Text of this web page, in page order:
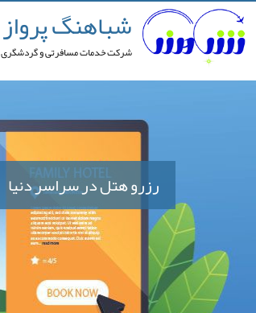
شباهنگ پرواز
شرکت خدمات مسافرتی و گردشگری